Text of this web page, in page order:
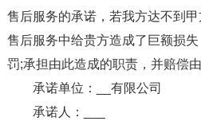
售后服务的承诺，若我方达不到
售后服务中给贵方造成了巨额损
罚;承担由此造成的职责，并赔偿
承诺单位：__有限公司
承诺人：___